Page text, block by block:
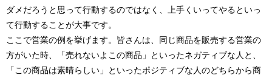
ダメだろうと思って行動するのではなく、上手くいってやるといっ
て行動することが大事です。
ここで営業の例を挙げます。皆さんは、同じ商品を販売する営業の
方がいた時、「売れないよこの商品」といったネガティブな人と、
「この商品は素晴らしい」といったポジティブな人のどちらから商